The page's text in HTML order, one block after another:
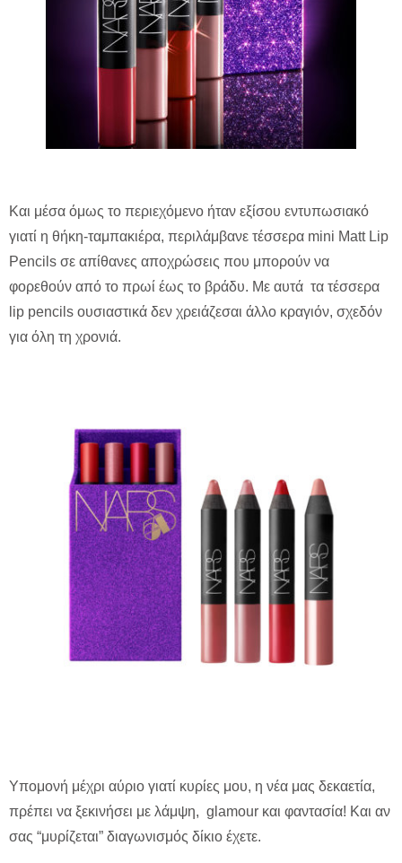
Και μέσα όμως το περιεχόμενο ήταν εξίσου εντυπωσιακό
γιατί η θήκη-ταμπακιέρα, περιλάμβανε τέσσερα mini Matt Lip
Pencils σε απίθανες αποχρώσεις που μπορούν να
φορεθούν από το πρωί έως το βράδυ. Mε αυτά τα τέσσερα
lip pencils ουσιαστικά δεν χρειάζεσαι άλλο κραγιόν, σχεδόν
για όλη τη χρονιά.
Υπομονή μέχρι αύριο γιατί κυρίες μου, η νέα μας δεκαετία,
πρέπει να ξεκινήσει με λάμψη, glamour και φαντασία! Και αν
σας “μυρίζεται” διαγωνισμός δίκιο έχετε.